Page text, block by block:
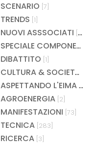
SCENARIO [7]
TRENDS [1]
NUOVI ASSSOCIATI [15]
SPECIALE COMPONENTISTICA
DIBATTITO [1]
CULTURA & SOCIETÀ
ASPETTANDO L'EIMA [4]
AGROENERGIA [2]
MANIFESTAZIONI [73]
TECNICA [283]
RICERCA [3]